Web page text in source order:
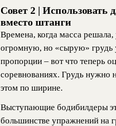
Совет 2 | Использовать
вместо штанги
Времена, когда масса
огромную, но «сырую» грудь
пропорции – вот что теперь
соревнованиях. Грудь нужно
этом по ширине.
Выступающие бодибилдеры
большинстве упражнений на